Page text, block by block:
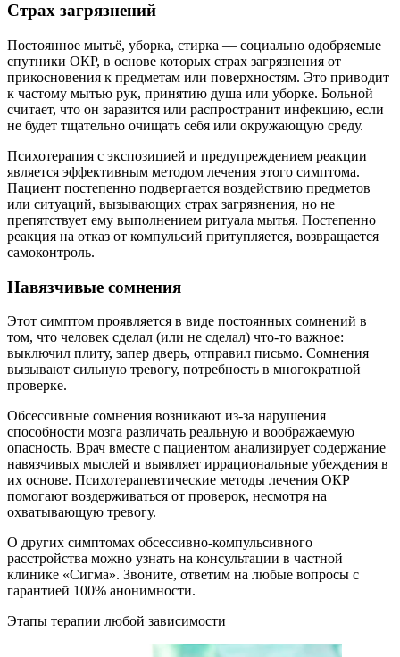
Страх загрязнений
Постоянное мытьё, уборка, стирка — социально одобряемые
спутники ОКР, в основе которых страх загрязнения от
прикосновения к предметам или поверхностям. Это приводит
к частому мытью рук, принятию душа или уборке. Больной
считает, что он заразится или распространит инфекцию, если
не будет тщательно очищать себя или окружающую среду.
Психотерапия с экспозицией и предупреждением реакции
является эффективным методом лечения этого симптома.
Пациент постепенно подвергается воздействию предметов
или ситуаций, вызывающих страх загрязнения, но не
препятствует ему выполнением ритуала мытья. Постепенно
реакция на отказ от компульсий притупляется, возвращается
самоконтроль.
Навязчивые сомнения
Этот симптом проявляется в виде постоянных сомнений в
том, что человек сделал (или не сделал) что-то важное:
выключил плиту, запер дверь, отправил письмо. Сомнения
вызывают сильную тревогу, потребность в многократной
проверке.
Обсессивные сомнения возникают из-за нарушения
способности мозга различать реальную и воображаемую
опасность. Врач вместе с пациентом анализирует содержание
навязчивых мыслей и выявляет иррациональные убеждения в
их основе. Психотерапевтические методы лечения ОКР
помогают воздерживаться от проверок, несмотря на
охватывающую тревогу.
О других симптомах обсессивно-компульсивного
расстройства можно узнать на консультации в частной
клинике «Сигма». Звоните, ответим на любые вопросы с
гарантией 100% анонимности.
Этапы терапии любой зависимости